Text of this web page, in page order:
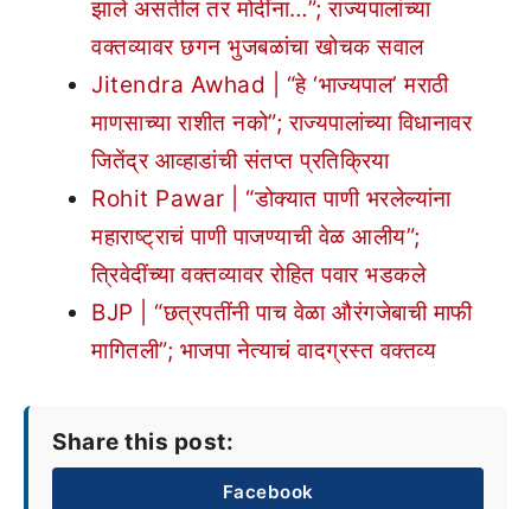
झाले असतील तर मोदींना…”; राज्यपालांच्या
वक्तव्यावर छगन भुजबळांचा खोचक सवाल
Jitendra Awhad | “हे ‘भाज्यपाल’ मराठी
माणसाच्या राशीत नको”; राज्यपालांच्या विधानावर
जितेंद्र आव्हाडांची संतप्त प्रतिक्रिया
Rohit Pawar | “डोक्यात पाणी भरलेल्यांना
महाराष्ट्राचं पाणी पाजण्याची वेळ आलीय”;
त्रिवेदींच्या वक्तव्यावर रोहित पवार भडकले
BJP | “छत्रपतींनी पाच वेळा औरंगजेबाची माफी
मागितली”; भाजपा नेत्याचं वादग्रस्त वक्तव्य
Share this post:
Facebook